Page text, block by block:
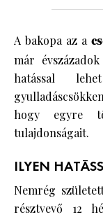
A bakopa az a
már
hatással
hogy egyre
tulajdonságait.
ILYEN
Nemrég
résztvevő 12